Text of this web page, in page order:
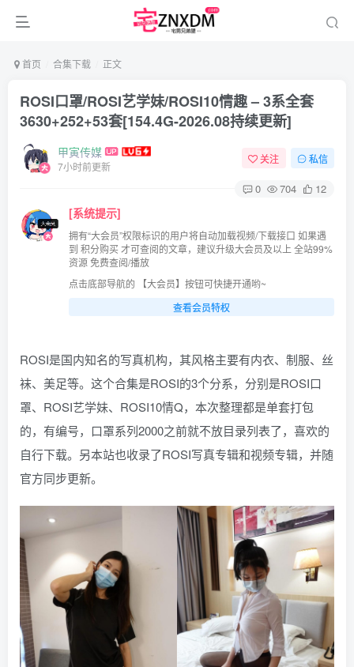
首页 合集下载 正文
ROSI口罩/ROSI艺学妹/ROSI10情趣 – 3系全套
3630+252+53套[154.4G-2026.08持续更新]
甲寅传媒
7小时前更新
关注 私信
0 704 12
[系统提示]
拥有“大会员”权限标识的用户将自动加载视频/下载接口 如果遇
到 积分购买 才可查阅的文章，建议升级大会员及以上 全站99%
资源 免费查阅/播放
点击底部导航的 【大会员】按钮可快捷开通哟~
查看会员特权
ROSI是国内知名的写真机构，其风格主要有内衣、制服、丝
袜、美足等。这个合集是ROSI的3个分系，分别是ROSI口
罩、ROSI艺学妹、ROSI10情Q，本次整理都是单套打包
的，有编号，口罩系列2000之前就不放目录列表了，喜欢的
自行下载。另本站也收录了ROSI写真专辑和视频专辑，并随
官方同步更新。